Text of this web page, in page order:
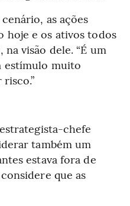
as ações
hoje e os ativos todos
visão dele. “É um
estímulo muito
chefe
também um
estava fora de
que as